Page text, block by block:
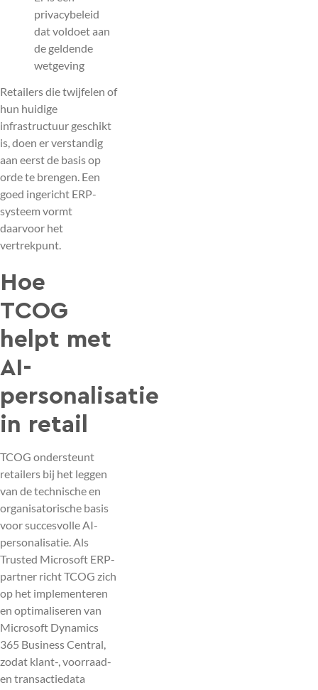
privacybeleid
dat voldoet aan
de geldende
wetgeving
Retailers die twijfelen of
hun huidige
infrastructuur geschikt
is, doen er verstandig
aan eerst de basis op
orde te brengen. Een
goed ingericht ERP-
systeem vormt
daarvoor het
vertrekpunt.
Hoe
TCOG
helpt met
AI-
personalisatie
in retail
TCOG ondersteunt
retailers bij het leggen
van de technische en
organisatorische basis
voor succesvolle AI-
personalisatie. Als
Trusted Microsoft ERP-
partner richt TCOG zich
op het implementeren
en optimaliseren van
Microsoft Dynamics
365 Business Central,
zodat klant-, voorraad-
en transactiedata